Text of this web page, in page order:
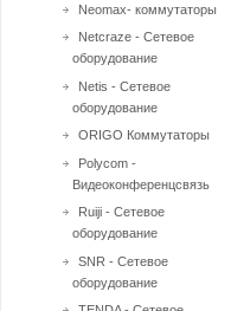
Neomax- коммутаторы
Netcraze - Сетевое
оборудование
Netis - Сетевое
оборудование
ORIGO Коммутаторы
Polycom -
Видеоконференцсвязь
Ruiji - Сетевое
оборудование
SNR - Сетевое
оборудование